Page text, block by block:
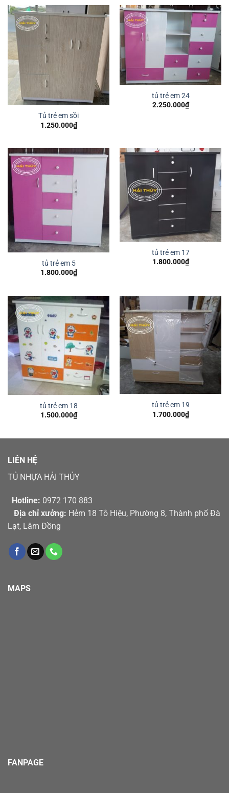
Tủ trẻ em sồi
1.250.000₫
tủ trẻ em 24
2.250.000₫
tủ trẻ em 5
1.800.000₫
tủ trẻ em 17
1.800.000₫
tủ trẻ em 18
1.500.000₫
tủ trẻ em 19
1.700.000₫
LIÊN HỆ
TỦ NHỰA HẢI THỦY
Hotline: 0972 170 883
Địa chỉ xưởng: Hẻm 18 Tô Hiệu, Phường 8, Thành phố Đà
Lạt, Lâm Đồng
MAPS
FANPAGE